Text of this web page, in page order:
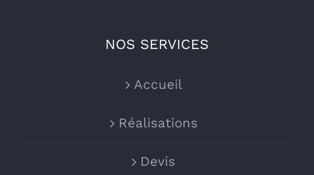
NOS SERVICES
Accueil
Réalisations
Devis